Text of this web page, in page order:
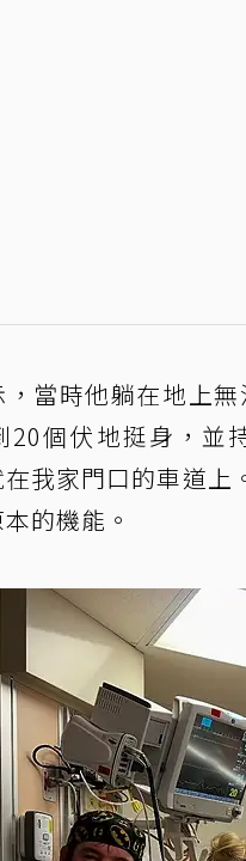
，當時他躺在地上
20個伏地挺身，並
在我家門口的車道
的機能。